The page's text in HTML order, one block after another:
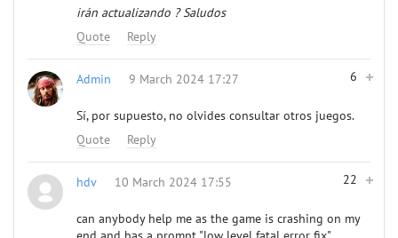
irán actualizando ? Saludos
Quote
Reply
6
Admin 9 March 2024 17:27
Sí, por supuesto, no olvides consultar otros juegos.
Quote
Reply
22
hdv 10 March 2024 17:55
can anybody help me as the game is crashing on my